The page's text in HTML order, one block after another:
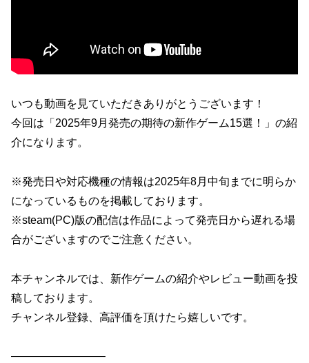
いつも動画を見ていただきありがとうございます！
今回は「2025年9月発売の期待の新作ゲーム15選！」の紹
介になります。
※発売日や対応機種の情報は2025年8月中旬までに明らか
になっているものを掲載しております。
※steam(PC)版の配信は作品によって発売日から遅れる場
合がございますのでご注意ください。
本チャンネルでは、新作ゲームの紹介やレビュー動画を投
稿しております。
チャンネル登録、高評価を頂けたら嬉しいです。
————————–